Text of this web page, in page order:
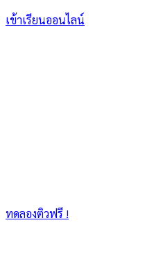
เข้าเรียนออนไลน์
ทดลองติวฟรี !